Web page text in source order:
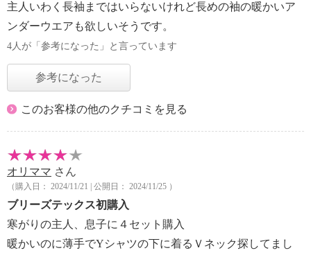
主人いわく長袖まではいらないけれど長めの袖の暖かいア
ンダーウエアも欲しいそうです。
4人が「参考になった」と言っています
参考になった
このお客様の他のクチコミを見る
オリママ さん
（購入日： 2024/11/21 | 公開日： 2024/11/25 ）
ブリーズテックス初購入
寒がりの主人、息子に４セット購入
暖かいのに薄手でYシャツの下に着るＶネック探してまし